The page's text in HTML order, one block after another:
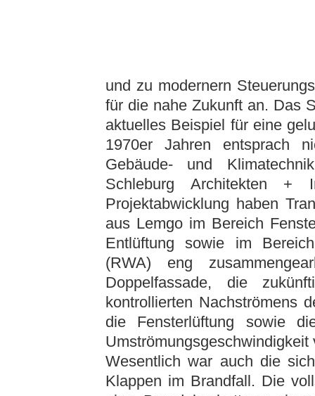
und zu modernern
für die nahe Zukunft an. Das
aktuelles Beispiel für eine
1970er Jahren entsprach
Gebäude- und
Schleburg Architekten +
Projektabwicklung haben
aus Lemgo im Bereich
Entlüftung sowie im
(RWA) eng
Doppelfassade, die
kontrollierten Nachströmens
die Fensterlüftung sowie
Wesentlich war auch die
Klappen im Brandfall. Die